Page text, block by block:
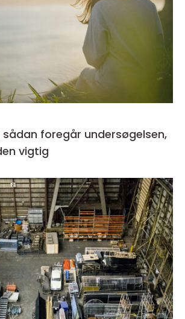
foregår undersøgelsen,
vigtig